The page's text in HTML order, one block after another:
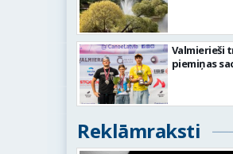
Valmierieši
piemiņas
Reklāmraksti